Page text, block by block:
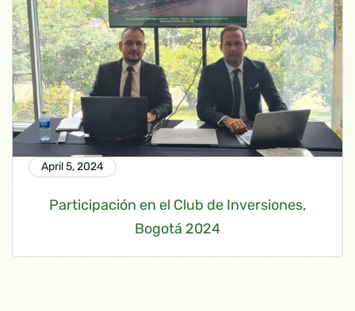
April 5, 2024
Participación en el Club de Inversiones,
Bogotá 2024